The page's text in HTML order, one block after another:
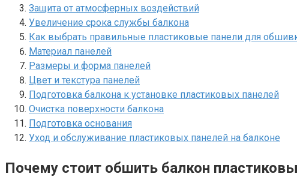
Защита от атмосферных воздействий
Увеличение срока службы балкона
Как выбрать правильные пластиковые панели для
Материал панелей
Размеры и форма панелей
Цвет и текстура панелей
Подготовка балкона к установке пластиковых панелей
Очистка поверхности балкона
Подготовка основания
Уход и обслуживание пластиковых панелей на балконе
Почему стоит обшить балкон